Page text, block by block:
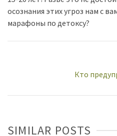
осознания этих угроз нам с
марафоны по детоксу?
Кто
SIMILAR POSTS